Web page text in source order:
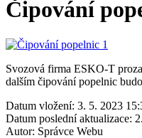
Čipování
Svozová firma ESKO-T
dalším čipování popelnic
Datum vložení: 3. 5. 2023
Datum poslední aktualizace:
Autor: Správce Webu